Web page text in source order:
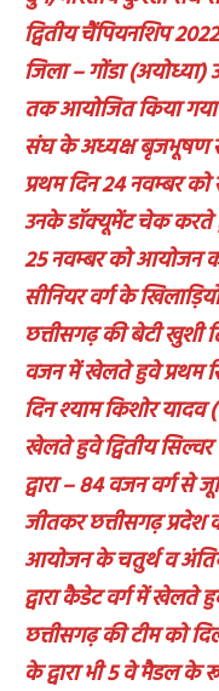
द्वितीय चैंपियनशिप
जिला – गोंडा (अयोध्या)
तक आयोजित किया
संघ के अध्यक्ष बृजभूषण
प्रथम दिन 24 नवम्बर
उनके डॉक्यूमेंट चेक करते
25 नवम्बर को आयोजन
सीनियर वर्ग के
छत्तीसगढ़ की बेटी खुशी
वजन में खेलते हुवे प्रथम
दिन श्याम किशोर यादव
खेलते हुवे द्वितीय
द्वारा – 84 वजन वर्ग से
जीतकर छत्तीसगढ़ प्रदेश
आयोजन के चतुर्थ व
द्वारा कैडेट वर्ग में
छत्तीसगढ़ की टीम को
के द्वारा भी 5 वे मैडल